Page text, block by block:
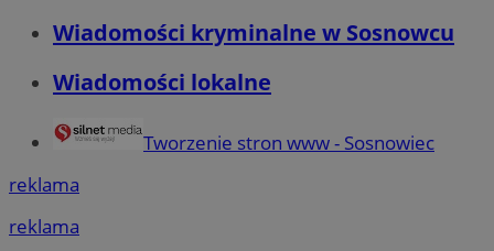
Wiadomości kryminalne w Sosnowcu
Wiadomości lokalne
Tworzenie stron www - Sosnowiec
reklama
reklama